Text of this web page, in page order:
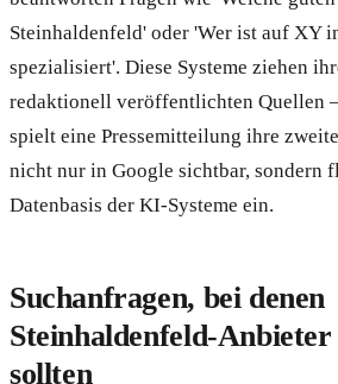
Steinhaldenfeld' oder 'Wer ist auf XY
spezialisiert'. Diese Systeme ziehen
redaktionell veröffentlichten Quellen
spielt eine Pressemitteilung ihre
nicht nur in Google sichtbar, sondern
Datenbasis der KI-Systeme ein.
Suchanfragen, bei denen
Steinhaldenfeld-Anbieter
sollten